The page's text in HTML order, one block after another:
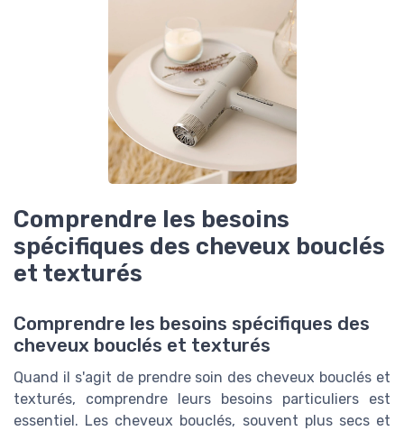
Comprendre les besoins
spécifiques des cheveux bouclés
et texturés
Comprendre les besoins spécifiques des
cheveux bouclés et texturés
Quand il s'agit de prendre soin des cheveux bouclés et
texturés, comprendre leurs besoins particuliers est
essentiel. Les cheveux bouclés, souvent plus secs et